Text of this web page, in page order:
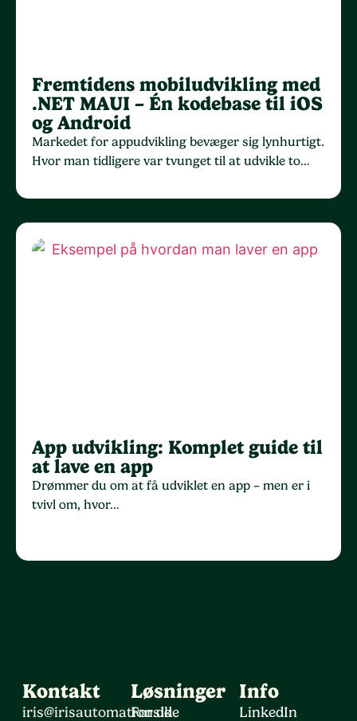
Fremtidens mobiludvikling med
.NET MAUI – Én kodebase til iOS
og Android
Markedet for appudvikling bevæger sig lynhurtigt.
Hvor man tidligere var tvunget til at udvikle to…
App udvikling: Komplet guide til
at lave en app
Drømmer du om at få udviklet en app – men er i
tvivl om, hvor…
Kontakt
iris@irisautomation.dk
Løsninger
Forside
Info
LinkedIn